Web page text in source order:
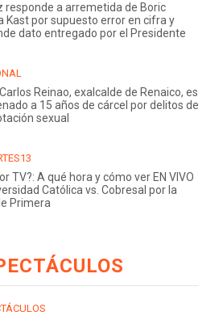
responde a arremetida de Boric
Kast por supuesto error en cifra y
dato entregado por el Presidente
Reinao, exalcalde de Renaico, es
a 15 años de cárcel por delitos de
sexual
TV?: A qué hora y cómo ver EN VIVO
Católica vs. Cobresal por la
Primera